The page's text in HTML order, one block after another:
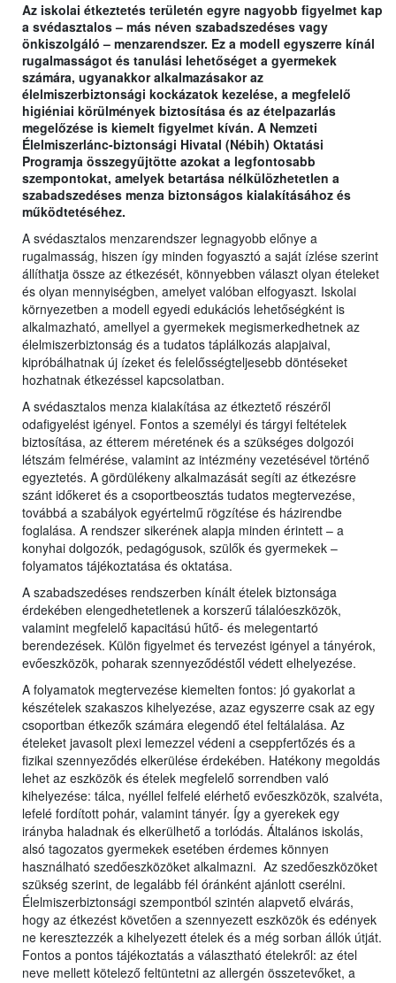
Az iskolai étkeztetés területén egyre nagyobb figyelmet kap
a svédasztalos – más néven szabadszedéses vagy
önkiszolgáló – menzarendszer. Ez a modell egyszerre kínál
rugalmasságot és tanulási lehetőséget a gyermekek
számára, ugyanakkor alkalmazásakor az
élelmiszerbiztonsági kockázatok kezelése, a megfelelő
higiéniai körülmények biztosítása és az ételpazarlás
megelőzése is kiemelt figyelmet kíván. A Nemzeti
Élelmiszerlánc-biztonsági Hivatal (Nébih) Oktatási
Programja összegyűjtötte azokat a legfontosabb
szempontokat, amelyek betartása nélkülözhetetlen a
szabadszedéses menza biztonságos kialakításához és
működtetéséhez.
A svédasztalos menzarendszer legnagyobb előnye a
rugalmasság, hiszen így minden fogyasztó a saját ízlése szerint
állíthatja össze az étkezését, könnyebben választ olyan ételeket
és olyan mennyiségben, amelyet valóban elfogyaszt. Iskolai
környezetben a modell egyedi edukációs lehetőségként is
alkalmazható, amellyel a gyermekek megismerkedhetnek az
élelmiszerbiztonság és a tudatos táplálkozás alapjaival,
kipróbálhatnak új ízeket és felelősségteljesebb döntéseket
hozhatnak étkezéssel kapcsolatban.
A svédasztalos menza kialakítása az étkeztető részéről
odafigyelést igényel. Fontos a személyi és tárgyi feltételek
biztosítása, az étterem méretének és a szükséges dolgozói
létszám felmérése, valamint az intézmény vezetésével történő
egyeztetés. A gördülékeny alkalmazását segíti az étkezésre
szánt időkeret és a csoportbeosztás tudatos megtervezése,
továbbá a szabályok egyértelmű rögzítése és házirendbe
foglalása. A rendszer sikerének alapja minden érintett – a
konyhai dolgozók, pedagógusok, szülők és gyermekek –
folyamatos tájékoztatása és oktatása.
A szabadszedéses rendszerben kínált ételek biztonsága
érdekében elengedhetetlenek a korszerű tálalóeszközök,
valamint megfelelő kapacitású hűtő- és melegentartó
berendezések. Külön figyelmet és tervezést igényel a tányérok,
evőeszközök, poharak szennyeződéstől védett elhelyezése.
A folyamatok megtervezése kiemelten fontos: jó gyakorlat a
készételek szakaszos kihelyezése, azaz egyszerre csak az egy
csoportban étkezők számára elegendő étel feltálalása. Az
ételeket javasolt plexi lemezzel védeni a cseppfertőzés és a
fizikai szennyeződés elkerülése érdekében. Hatékony megoldás
lehet az eszközök és ételek megfelelő sorrendben való
kihelyezése: tálca, nyéllel felfelé elérhető evőeszközök, szalvéta,
lefelé fordított pohár, valamint tányér. Így a gyerekek egy
irányba haladnak és elkerülhető a torlódás. Általános iskolás,
alsó tagozatos gyermekek esetében érdemes könnyen
használható szedőeszközöket alkalmazni. Az szedőeszközöket
szükség szerint, de legalább fél óránként ajánlott cserélni.
Élelmiszerbiztonsági szempontból szintén alapvető elvárás,
hogy az étkezést követően a szennyezett eszközök és edények
ne keresztezzék a kihelyezett ételek és a még sorban állók útját.
Fontos a pontos tájékoztatás a választható ételekről: az étel
neve mellett kötelező feltüntetni az allergén összetevőket, a